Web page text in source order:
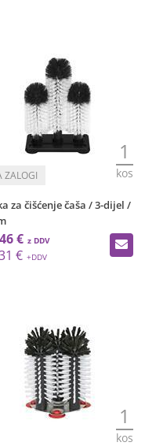
1
kos
za čišćenje čaša / 3-dijel /
€
€
1
kos